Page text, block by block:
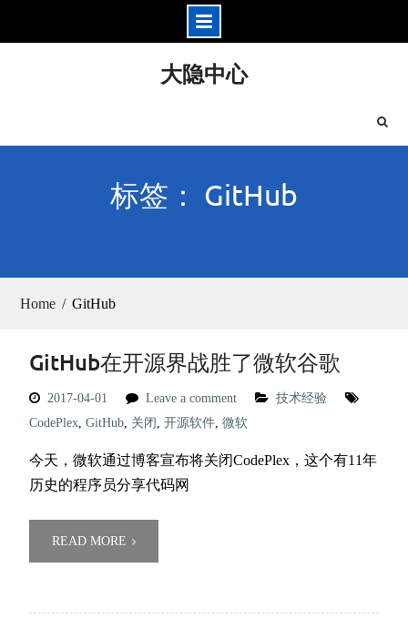
大隐中心
标签： GitHub
Home GitHub
GitHub在开源界战胜了微软谷歌
2017-04-01 Leave a comment
技术经验
CodePlex, GitHub, 关闭 , 开源软件, 微软
今天，微软通过博客宣布将关闭CodePlex，这个有11年
历史的程序员分享代码网
READ MORE